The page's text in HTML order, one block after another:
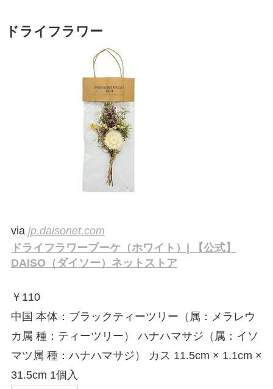
ドライフラワー
via jp.daisonet.com
ドライフラワーブーケ（ホワイト）| 【公式】
DAISO（ダイソー）ネットストア
￥ 110
中国 本体：ブラックティーツリー（属：メラレウ
カ属 種：ティーツリー） ハナハマサジ（属：イソ
マツ属 種：ハナハマサジ） カス 11.5cm × 1.1cm ×
31.5cm 1個入